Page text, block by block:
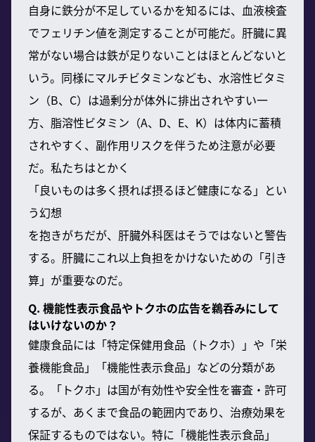
自身に鉄分が不足しているかを知るには、血液検査
でフェリチン値を測定することが可能だ。肝臓に異
常がない場合は鉄が足りないことはほとんどないと
いう。同様にマルチビタミンなども、水溶性ビタミ
ン（B、C）は過剰分が体外に排出されやすい一
方、脂溶性ビタミン（A、D、E、K）は体内に蓄積
されやすく、副作用リスクを伴うため注意が必要
だ。私たちはとかく
「良いものは多く摂れば摂るほど健康になる」とい
う幻想
を抱きがちだが、肝臓外科医はそうではないと警告
する。肝臓にこれ以上負担をかけないための「引き
算」が重要なのだ。
Q. 機能性表示食品やトクホの広告を鵜呑みにして
はいけないのか？
健康食品には「特定保健用食品（トクホ）」や「栄
養機能食品」「機能性表示食品」などの分類があ
る。「トクホ」は国が有効性や安全性を審査・許可
するが、あくまで食品の範囲内であり、治療効果を
保証するものではない。特に「機能性表示食品」